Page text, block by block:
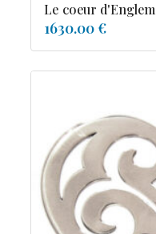
Le coeur
1630.00 €